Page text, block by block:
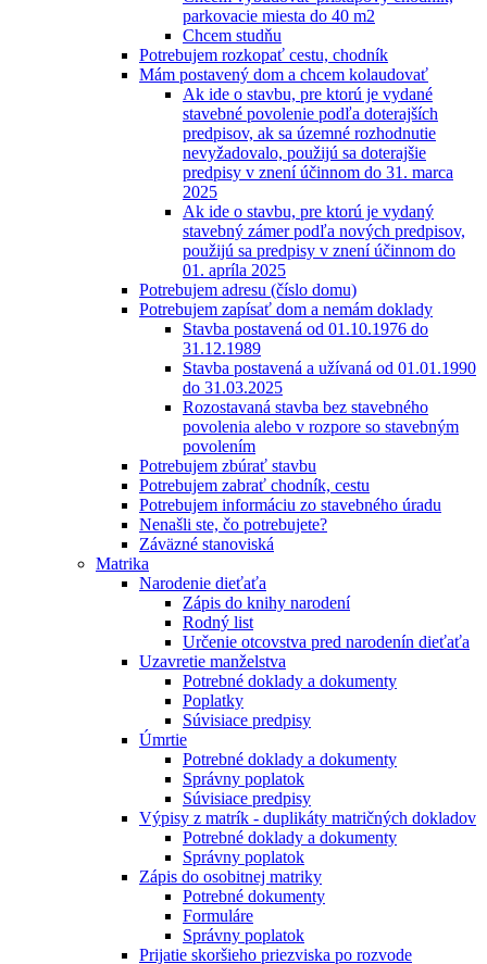
parkovacie miesta do 40 m2
Chcem studňu
Potrebujem rozkopať cestu, chodník
Mám postavený dom a chcem kolaudovať
Ak ide o stavbu, pre ktorú je vydané
stavebné povolenie podľa doterajších
predpisov, ak sa územné rozhodnutie
nevyžadovalo, použijú sa doterajšie
predpisy v znení účinnom do 31. marca
2025
Ak ide o stavbu, pre ktorú je vydaný
stavebný zámer podľa nových predpisov,
použijú sa predpisy v znení účinnom do
01. apríla 2025
Potrebujem adresu (číslo domu)
Potrebujem zapísať dom a nemám doklady
Stavba postavená od 01.10.1976 do
31.12.1989
Stavba postavená a užívaná od 01.01.1990
do 31.03.2025
Rozostavaná stavba bez stavebného
povolenia alebo v rozpore so stavebným
povolením
Potrebujem zbúrať stavbu
Potrebujem zabrať chodník, cestu
Potrebujem informáciu zo stavebného úradu
Nenašli ste, čo potrebujete?
Záväzné stanoviská
Matrika
Narodenie dieťaťa
Zápis do knihy narodení
Rodný list
Určenie otcovstva pred narodenín dieťaťa
Uzavretie manželstva
Potrebné doklady a dokumenty
Poplatky
Súvisiace predpisy
Úmrtie
Potrebné doklady a dokumenty
Správny poplatok
Súvisiace predpisy
Výpisy z matrík - duplikáty matričných dokladov
Potrebné doklady a dokumenty
Správny poplatok
Zápis do osobitnej matriky
Potrebné dokumenty
Formuláre
Správny poplatok
Prijatie skoršieho priezviska po rozvode